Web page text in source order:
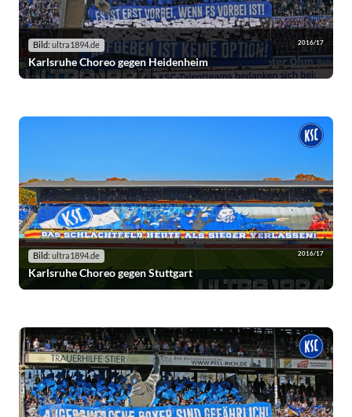
Bild: ultra1894.de 2016/17
Karlsruhe Choreo gegen Heidenheim
Bild: ultra1894.de 2016/17
Karlsruhe Choreo gegen Stuttgart